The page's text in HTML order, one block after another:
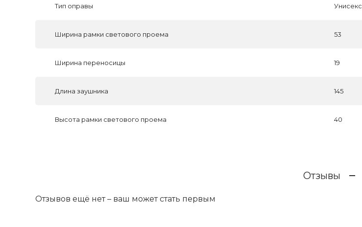
Тип оправы Унисекс
Ширина рамки светового проема 53
Ширина переносицы 19
Длина заушника 145
Высота рамки светового проема 40
Отзывы
Отзывов ещё нет – ваш может стать первым